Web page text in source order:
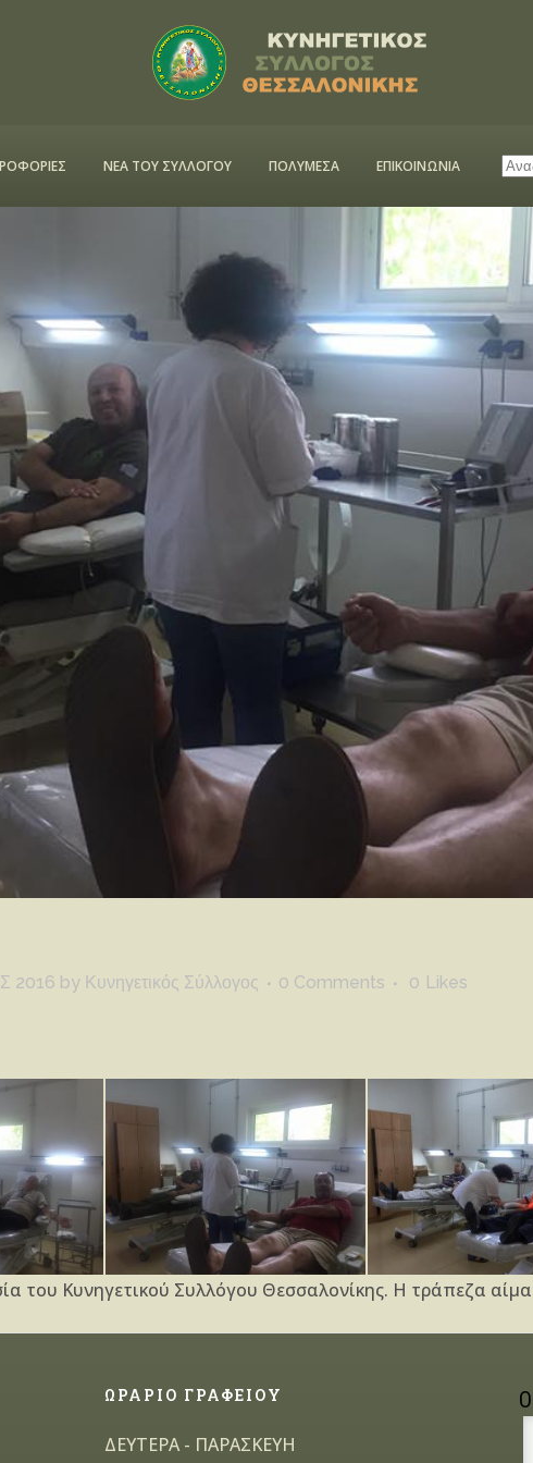
ΝΕΑ ΤΟΥ ΣΥΛΛΟΓΟΥ ΠΟΛΥΜΕΣΑ ΕΠΙΚΟΙΝΩΝΙΑ
2016 by Κυνηγετικός Σύλλογος 0 Comments 0 Likes
του Κυνηγετικού Συλλόγου Θεσσαλονίκης. Η τράπεζα
ΩΡΑΡΙΟ ΓΡΑΦΕΙΟΥ
ΔΕΥΤΕΡΑ - ΠΑΡΑΣΚΕΥΗ